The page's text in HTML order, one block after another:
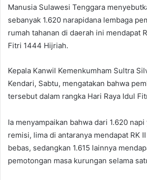
Manusia Sulawesi Tenggara
sebanyak 1.620 narapidana lembaga
rumah tahanan di daerah ini mendapat
Fitri 1444 Hijriah.
Kepala Kanwil Kemenkumham Sultra
Kendari, Sabtu, mengatakan bahwa
tersebut dalam rangka Hari Raya Idul
Ia menyampaikan bahwa dari 1.620
remisi, lima di antaranya mendapat RK
bebas, sedangkan 1.615 lainnya
pemotongan masa kurungan selama